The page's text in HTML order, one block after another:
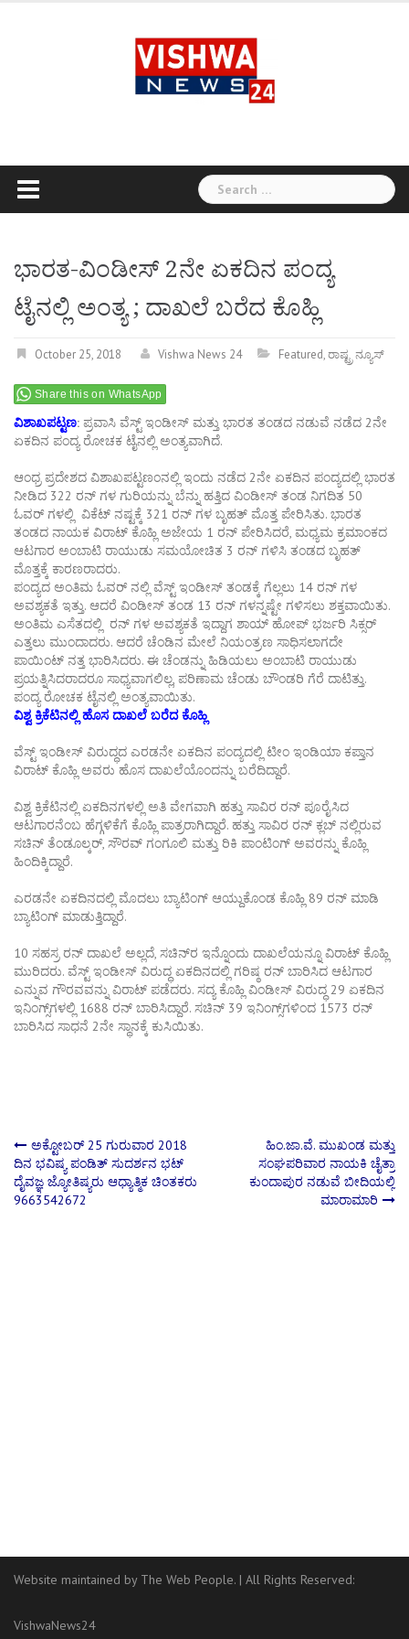
Search
for:
ಭಾರತ-ವಿಂಡೀಸ್ 2ನೇ ಏಕದಿನ ಪಂದ್ಯ
ಟೈನಲ್ಲಿ ಅಂತ್ಯ ; ದಾಖಲೆ ಬರೆದ ಕೊಹ್ಲಿ
October 25, 2018 Vishwa News 24 Featured,ರಾಷ್ಟ್ರ ನ್ಯೂಸ್
Share this on WhatsApp
ವಿಶಾಖಪಟ್ಟಣ: ಪ್ರವಾಸಿ ವೆಸ್ಟ್ ಇಂಡೀಸ್ ಮತ್ತು ಭಾರತ ತಂಡದ ನಡುವೆ ನಡೆದ 2ನೇ
ಏಕದಿನ ಪಂದ್ಯ ರೋಚಕ ಟೈನಲ್ಲಿ ಅಂತ್ಯವಾಗಿದೆ.
ಆಂಧ್ರ ಪ್ರದೇಶದ ವಿಶಾಖಪಟ್ಟಣಂನಲ್ಲಿ ಇಂದು ನಡೆದ 2ನೇ ಏಕದಿನ ಪಂದ್ಯದಲ್ಲಿ ಭಾರತ
ನೀಡಿದ 322 ರನ್ ಗಳ ಗುರಿಯನ್ನು ಬೆನ್ನು ಹತ್ತಿದ ವಿಂಡೀಸ್ ತಂಡ ನಿಗದಿತ 50
ಓವರ್ ಗಳಲ್ಲಿ ವಿಕೆಟ್ ನಷ್ಟಕ್ಕೆ 321 ರನ್ ಗಳ ಬೃಹತ್ ಮೊತ್ತ ಪೇರಿಸಿತು. ಭಾರತ
ತಂಡದ ನಾಯಕ ವಿರಾಟ್ ಕೊಹ್ಲಿ ಅಜೇಯ 1 ರನ್ ಪೇರಿಸಿದರೆ, ಮಧ್ಯಮ ಕ್ರಮಾಂಕದ
ಆಟಗಾರ ಅಂಬಾಟಿ ರಾಯುಡು ಸಮಯೋಚಿತ 3 ರನ್ ಗಳಿಸಿ ತಂಡದ ಬೃಹತ್
ಮೊತ್ತಕ್ಕೆ ಕಾರಣರಾದರು.
ಪಂದ್ಯದ ಅಂತಿಮ ಓವರ್ ನಲ್ಲಿ ವೆಸ್ಟ್ ಇಂಡೀಸ್ ತಂಡಕ್ಕೆ ಗೆಲ್ಲಲು 14 ರನ್ ಗಳ
ಅವಶ್ಯಕತೆ ಇತ್ತು. ಆದರೆ ವಿಂಡೀಸ್ ತಂಡ 13 ರನ್ ಗಳನ್ನಷ್ಟೇ ಗಳಿಸಲು ಶಕ್ತವಾಯಿತು.
ಅಂತಿಮ ಎಸೆತದಲ್ಲಿ ರನ್ ಗಳ ಅವಶ್ಯಕತೆ ಇದ್ದಾಗ ಶಾಯ್ ಹೋಪ್ ಭರ್ಜರಿ ಸಿಕ್ಸರ್
ಎತ್ತಲು ಮುಂದಾದರು. ಆದರೆ ಚೆಂಡಿನ ಮೇಲೆ ನಿಯಂತ್ರಣ ಸಾಧಿಸಲಾಗದೇ
ಪಾಯಿಂಟ್ ನತ್ತ ಭಾರಿಸಿದರು. ಈ ಚೆಂಡನ್ನು ಹಿಡಿಯಲು ಅಂಬಾಟಿ ರಾಯುಡು
ಪ್ರಯತ್ನಿಸಿದರಾದರೂ ಸಾಧ್ಯವಾಗಲಿಲ್ಲ, ಪರಿಣಾಮ ಚೆಂಡು ಬೌಂಡರಿ ಗೆರೆ ದಾಟಿತ್ತು.
ಪಂದ್ಯ ರೋಚಕ ಟೈನಲ್ಲಿ ಅಂತ್ಯವಾಯಿತು.
ವಿಶ್ವ ಕ್ರಿಕೆಟಿನಲ್ಲಿ ಹೊಸ ದಾಖಲೆ ಬರೆದ ಕೊಹ್ಲಿ
ವೆಸ್ಟ್ ಇಂಡೀಸ್ ವಿರುದ್ಧದ ಎರಡನೇ ಏಕದಿನ ಪಂದ್ಯದಲ್ಲಿ ಟೀಂ ಇಂಡಿಯಾ ಕಪ್ತಾನ
ವಿರಾಟ್ ಕೊಹ್ಲಿ ಅವರು ಹೊಸ ದಾಖಲೆಯೊಂದನ್ನು ಬರೆದಿದ್ದಾರೆ.
ವಿಶ್ವ ಕ್ರಿಕೆಟಿನಲ್ಲಿ ಏಕದಿನಗಳಲ್ಲಿ ಅತಿ ವೇಗವಾಗಿ ಹತ್ತು ಸಾವಿರ ರನ್ ಪೂರೈಸಿದ
ಆಟಗಾರನೆಂಬ ಹೆಗ್ಗಳಿಕೆಗೆ ಕೊಹ್ಲಿ ಪಾತ್ರರಾಗಿದ್ದಾರೆ. ಹತ್ತು ಸಾವಿರ ರನ್ ಕ್ಲಬ್ ನಲ್ಲಿರುವ
ಸಚಿನ್ ತೆಂಡೂಲ್ಕರ್, ಸೌರವ್ ಗಂಗೂಲಿ ಮತ್ತು ರಿಕಿ ಪಾಂಟಿಂಗ್ ಅವರನ್ನು ಕೊಹ್ಲಿ
ಹಿಂದಿಕ್ಕಿದ್ದಾರೆ.
ಎರಡನೇ ಏಕದಿನದಲ್ಲಿ ಮೊದಲು ಬ್ಯಾಟಿಂಗ್ ಆಯ್ದುಕೊಂಡ ಕೊಹ್ಲಿ 89 ರನ್ ಮಾಡಿ
ಬ್ಯಾಟಿಂಗ್ ಮಾಡುತ್ತಿದ್ದಾರೆ.
10 ಸಹಸ್ರ ರನ್ ದಾಖಲೆ ಅಲ್ಲದೆ, ಸಚಿನ್​ರ ಇನ್ನೊಂದು ದಾಖಲೆಯನ್ನೂ ವಿರಾಟ್ ಕೊಹ್ಲಿ
ಮುರಿದರು. ವೆಸ್ಟ್ ಇಂಡೀಸ್ ವಿರುದ್ಧ ಏಕದಿನದಲ್ಲಿ ಗರಿಷ್ಠ ರನ್ ಬಾರಿಸಿದ ಆಟಗಾರ
ಎನ್ನುವ ಗೌರವವನ್ನು ವಿರಾಟ್ ಪಡೆದರು. ಸದ್ಯ ಕೊಹ್ಲಿ ವಿಂಡೀಸ್ ವಿರುದ್ಧ 29 ಏಕದಿನ
ಇನಿಂಗ್ಸ್​ಗಳಲ್ಲಿ 1688 ರನ್ ಬಾರಿಸಿದ್ದಾರೆ. ಸಚಿನ್ 39 ಇನಿಂಗ್ಸ್​ಗಳಿಂದ 1573 ರನ್
ಬಾರಿಸಿದ ಸಾಧನೆ 2ನೇ ಸ್ಥಾನಕ್ಕೆ ಕುಸಿಯಿತು.
Post
navigation
ಅಕ್ಟೋಬರ್ 25 ಗುರುವಾರ 2018
ದಿನ ಭವಿಷ್ಯ ಪಂಡಿತ್ ಸುದರ್ಶನ ಭಟ್
ದೈವಜ್ಞ ಜ್ಯೋತಿಷ್ಯರು ಆಧ್ಯಾತ್ಮಿಕ ಚಿಂತಕರು
9663542672
ಹಿಂ.ಜಾ.ವೆ. ಮುಖಂಡ ಮತ್ತು
ಸಂಘಪರಿವಾರ ನಾಯಕಿ ಚೈತ್ರಾ
ಕುಂದಾಪುರ ನಡುವೆ ಬೀದಿಯಲ್ಲಿ
ಮಾರಾಮಾರಿ
Website maintained by The Web People. | All Rights Reserved:
VishwaNews24